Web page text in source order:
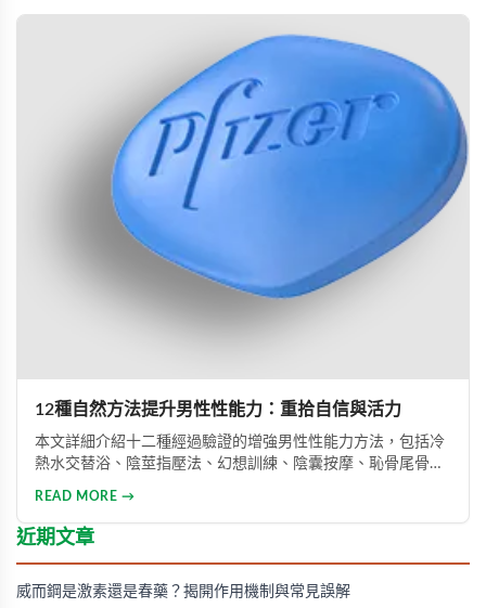
12種自然方法提升男性性能力：重拾自信與活力
本文詳細介紹十二種經過驗證的增強男性性能力方法，包括冷
熱水交替浴、陰莖指壓法、幻想訓練、陰囊按摩、恥骨尾骨肌
合適當的營養補充，一個月內即可感受到明顯的改善效果。
READ MORE →
近期文章
威而鋼是激素還是春藥？揭開作用機制與常見誤解